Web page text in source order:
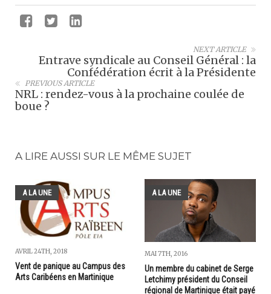
NEXT ARTICLE
Entrave syndicale au Conseil Général : la
Confédération écrit à la Présidente
PREVIOUS ARTICLE
NRL : rendez-vous à la prochaine coulée de
boue ?
A LIRE AUSSI SUR LE MÊME SUJET
A LA UNE
AVRIL 24TH, 2018
Vent de panique au Campus des
Arts Caribéens en Martinique
A LA UNE
MAI 7TH, 2016
Un membre du cabinet de Serge
Letchimy président du Conseil
régional de Martinique était payé